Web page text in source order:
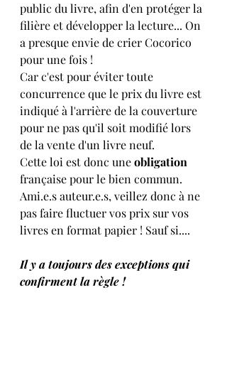
public du livre, afin d'en protéger la
filière et développer la lecture... On
a presque envie de crier Cocorico
pour une fois !
Car c'est pour éviter toute
concurrence que le prix du livre est
indiqué à l'arrière de la couverture
pour ne pas qu'il soit modifié lors
de la vente d'un livre neuf.
Cette loi est donc une obligation
française pour le bien commun.
Ami.e.s auteur.e.s, veillez donc à ne
pas faire fluctuer vos prix sur vos
livres en format papier ! Sauf si....
Il y a toujours des exceptions qui
confirment la règle !